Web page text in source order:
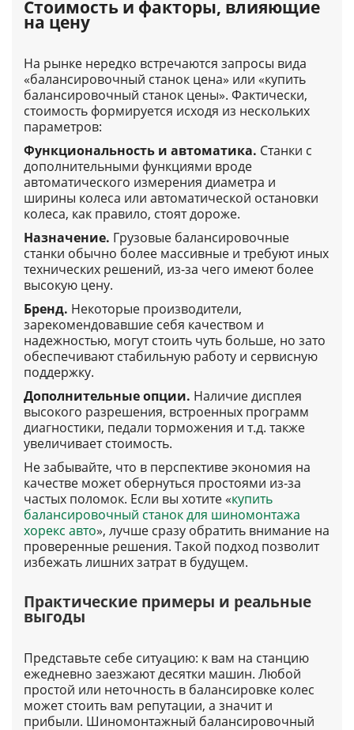
Стоимость и факторы, влияющие
на цену
На рынке нередко встречаются запросы вида
«балансировочный станок цена» или «купить
балансировочный станок цены». Фактически,
стоимость формируется исходя из нескольких
параметров:
Функциональность и автоматика. Станки с
дополнительными функциями вроде
автоматического измерения диаметра и
ширины колеса или автоматической остановки
колеса, как правило, стоят дороже.
Назначение. Грузовые балансировочные
станки обычно более массивные и требуют иных
технических решений, из-за чего имеют более
высокую цену.
Бренд. Некоторые производители,
зарекомендовавшие себя качеством и
надежностью, могут стоить чуть больше, но зато
обеспечивают стабильную работу и сервисную
поддержку.
Дополнительные опции. Наличие дисплея
высокого разрешения, встроенных программ
диагностики, педали торможения и т.д. также
увеличивает стоимость.
Не забывайте, что в перспективе экономия на
качестве может обернуться простоями из-за
частых поломок. Если вы хотите «купить
балансировочный станок для шиномонтажа
хорекс авто», лучше сразу обратить внимание на
проверенные решения. Такой подход позволит
избежать лишних затрат в будущем.
Практические примеры и реальные
выгоды
Представьте себе ситуацию: к вам на станцию
ежедневно заезжают десятки машин. Любой
простой или неточность в балансировке колес
может стоить вам репутации, а значит и
прибыли. Шиномонтажный балансировочный